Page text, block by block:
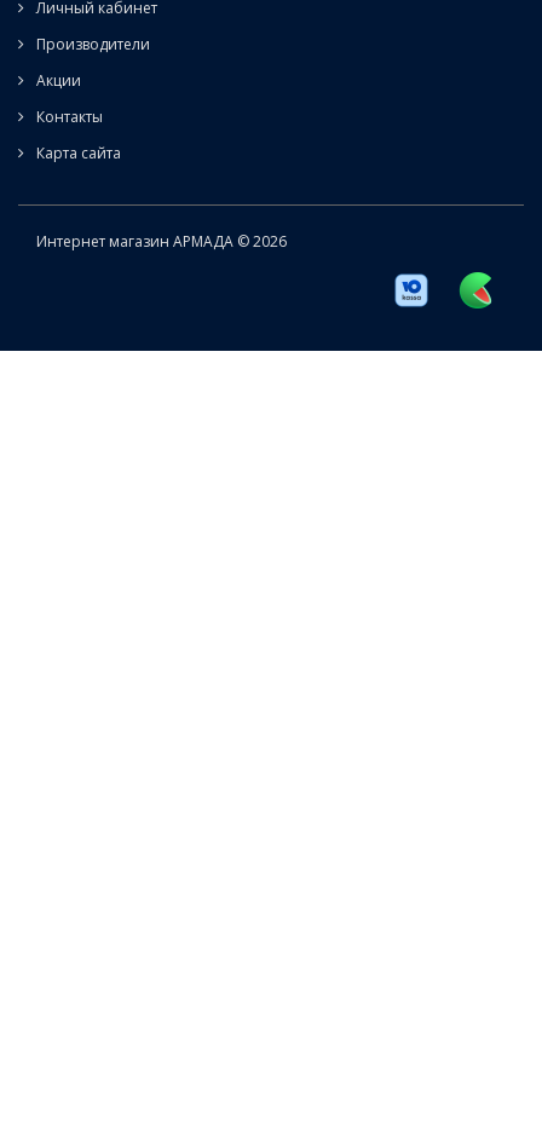
Личный кабинет
Производители
Акции
Контакты
Карта сайта
Интернет магазин АРМАДА © 2026